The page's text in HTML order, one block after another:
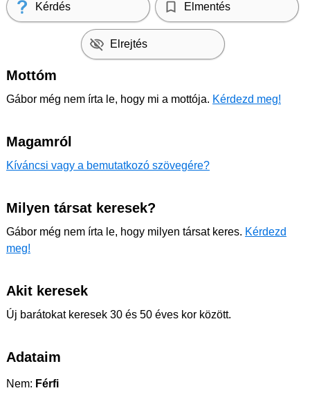
Kérdés Elmentés
Elrejtés
Mottóm
Gábor még nem írta le, hogy mi a mottója. Kérdezd meg!
Magamról
Kíváncsi vagy a bemutatkozó szövegére?
Milyen társat keresek?
Gábor még nem írta le, hogy milyen társat keres. Kérdezd
meg!
Akit keresek
Új barátokat keresek 30 és 50 éves kor között.
Adataim
Nem: Férfi